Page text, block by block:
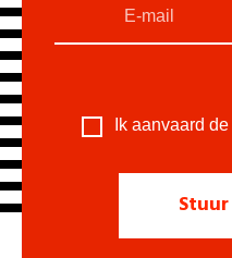
Ik aanvaard de